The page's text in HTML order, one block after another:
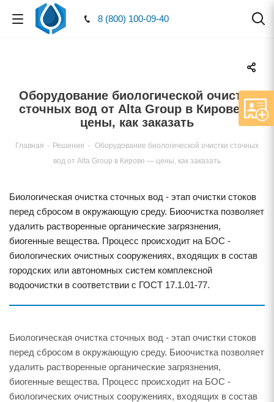
8 (800) 100-09-40
Оборудование биологической очистки
сточных вод от Alta Group в Кирове —
цены, как заказать
Главная - Решения - Оборудование биологической очистки сточных
вод от Alta Group в Кирове — цены, как заказать
Биологическая очистка сточных вод - этап очистки стоков
перед сбросом в окружающую среду. Биоочистка позволяет
удалить растворенные органические загрязнения,
биогенные вещества. Процесс происходит на БОС -
биологических очистных сооружениях, входящих в состав
городских или автономных систем комплексной
водоочистки в соответствии с ГОСТ 17.1.01-77.
Биологическая очистка сточных вод - этап очистки стоков
перед сбросом в окружающую среду. Биоочистка позволяет
удалить растворенные органические загрязнения,
биогенные вещества. Процесс происходит на БОС -
биологических очистных сооружениях, входящих в состав